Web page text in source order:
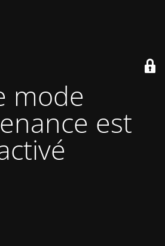
mode
est